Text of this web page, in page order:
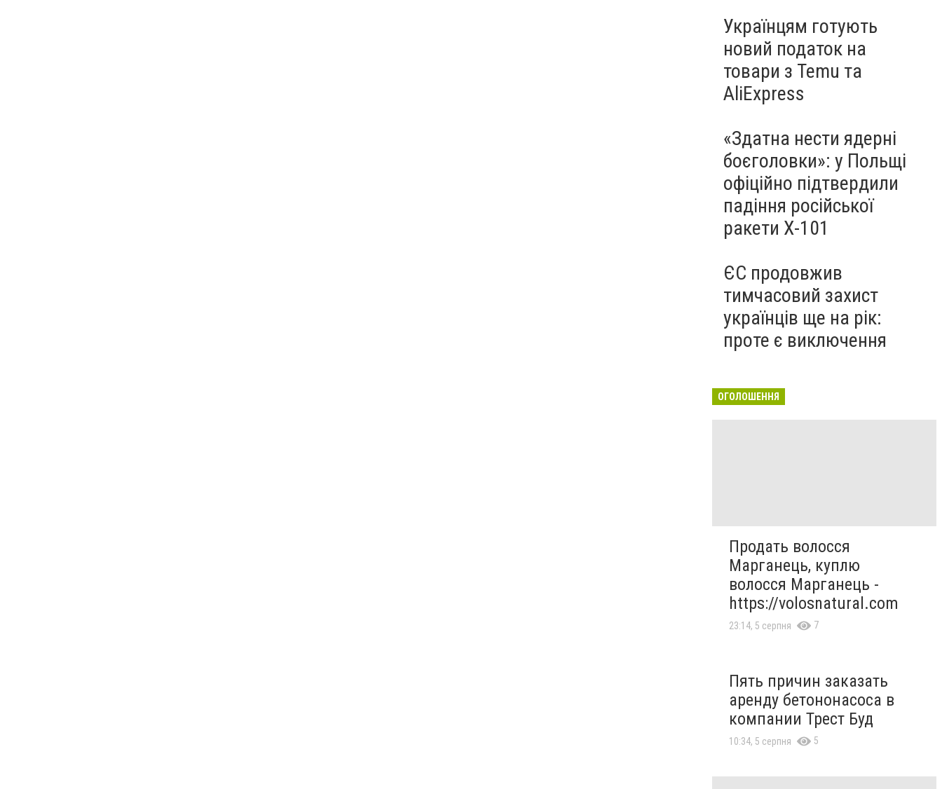
Українцям готують
новий податок на
товари з Temu та
AliExpress
«Здатна нести ядерні
боєголовки»: у Польщі
офіційно підтвердили
падіння російської
ракети Х-101
ЄС продовжив
тимчасовий захист
українців ще на рік:
проте є виключення
ОГОЛОШЕННЯ
Продать волосся
Марганець, куплю
волосся Марганець -
https://volosnatural.com
23:14, 5 серпня 7
Пять причин заказать
аренду бетононасоса в
компании Трест Буд
10:34, 5 серпня 5